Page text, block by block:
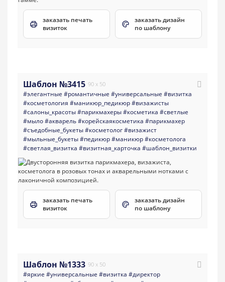
заказать печать
визиток
заказать дизайн
по шаблону
Шаблон №3415 90 x 50
#элегантные #романтичные #универсальные #визитка
#косметология #маникюр_педикюр#визажисты
#салоны_красоты#парикмахеры#косметика #светлые
#мыло#акварель#корейскаякосметика #парикмахер
#съедобные_букеты#косметолог#визажист
#мыльные_букеты#педикюр#маникюр#косметолога
#светлая_визитка #визитная_карточка #шаблон_визитки
заказать печать
визиток
заказать дизайн
по шаблону
Шаблон №1333 90 x 50
#яркие #универсальные #визитка #директор